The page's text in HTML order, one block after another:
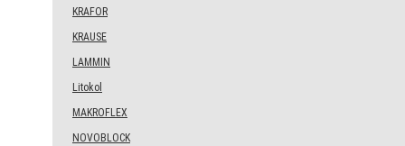
KRAFOR
KRAUSE
LAMMIN
Litokol
MAKROFLEX
NOVOBLOCK